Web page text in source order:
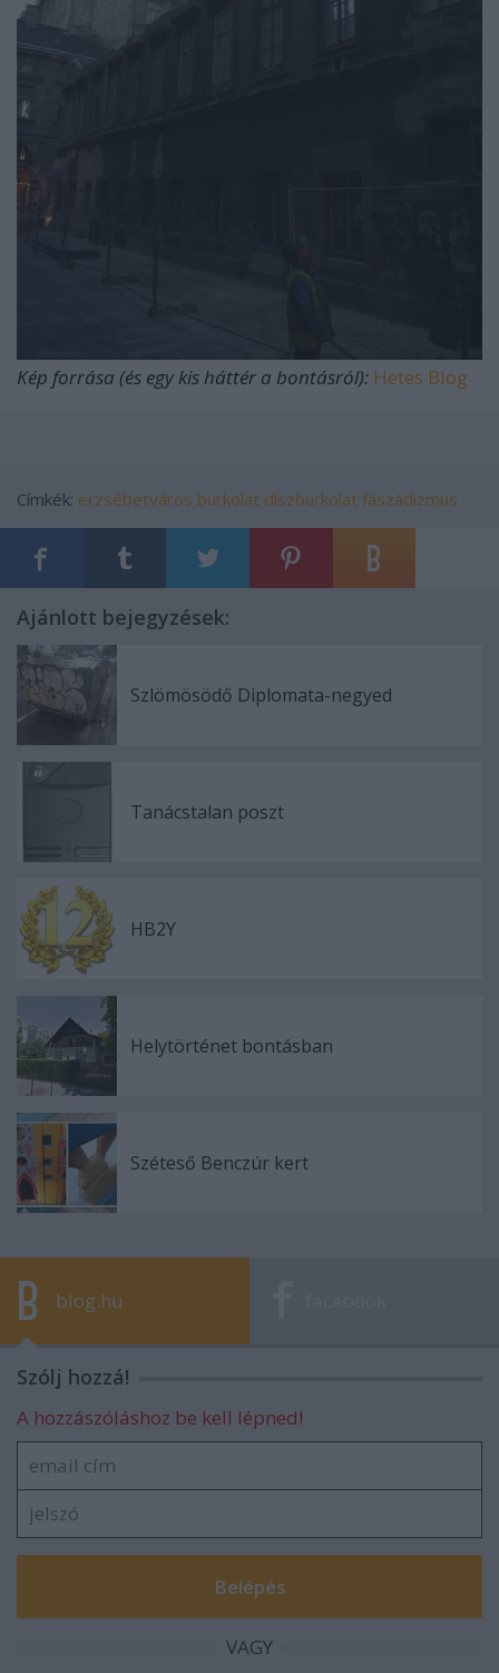
Kép forrása (és egy kis háttér a bontásról): Hetes Blog
Címkék: erzsébetváros burkolat díszburkolat fászádizmus
Ajánlott bejegyzések:
Szlömösödő Diplomata-negyed
Tanácstalan poszt
HB2Y
Helytörténet bontásban
Széteső Benczúr kert
blog.hu
Szólj hozzá!
A hozzászóláshoz be kell lépned!
VAGY